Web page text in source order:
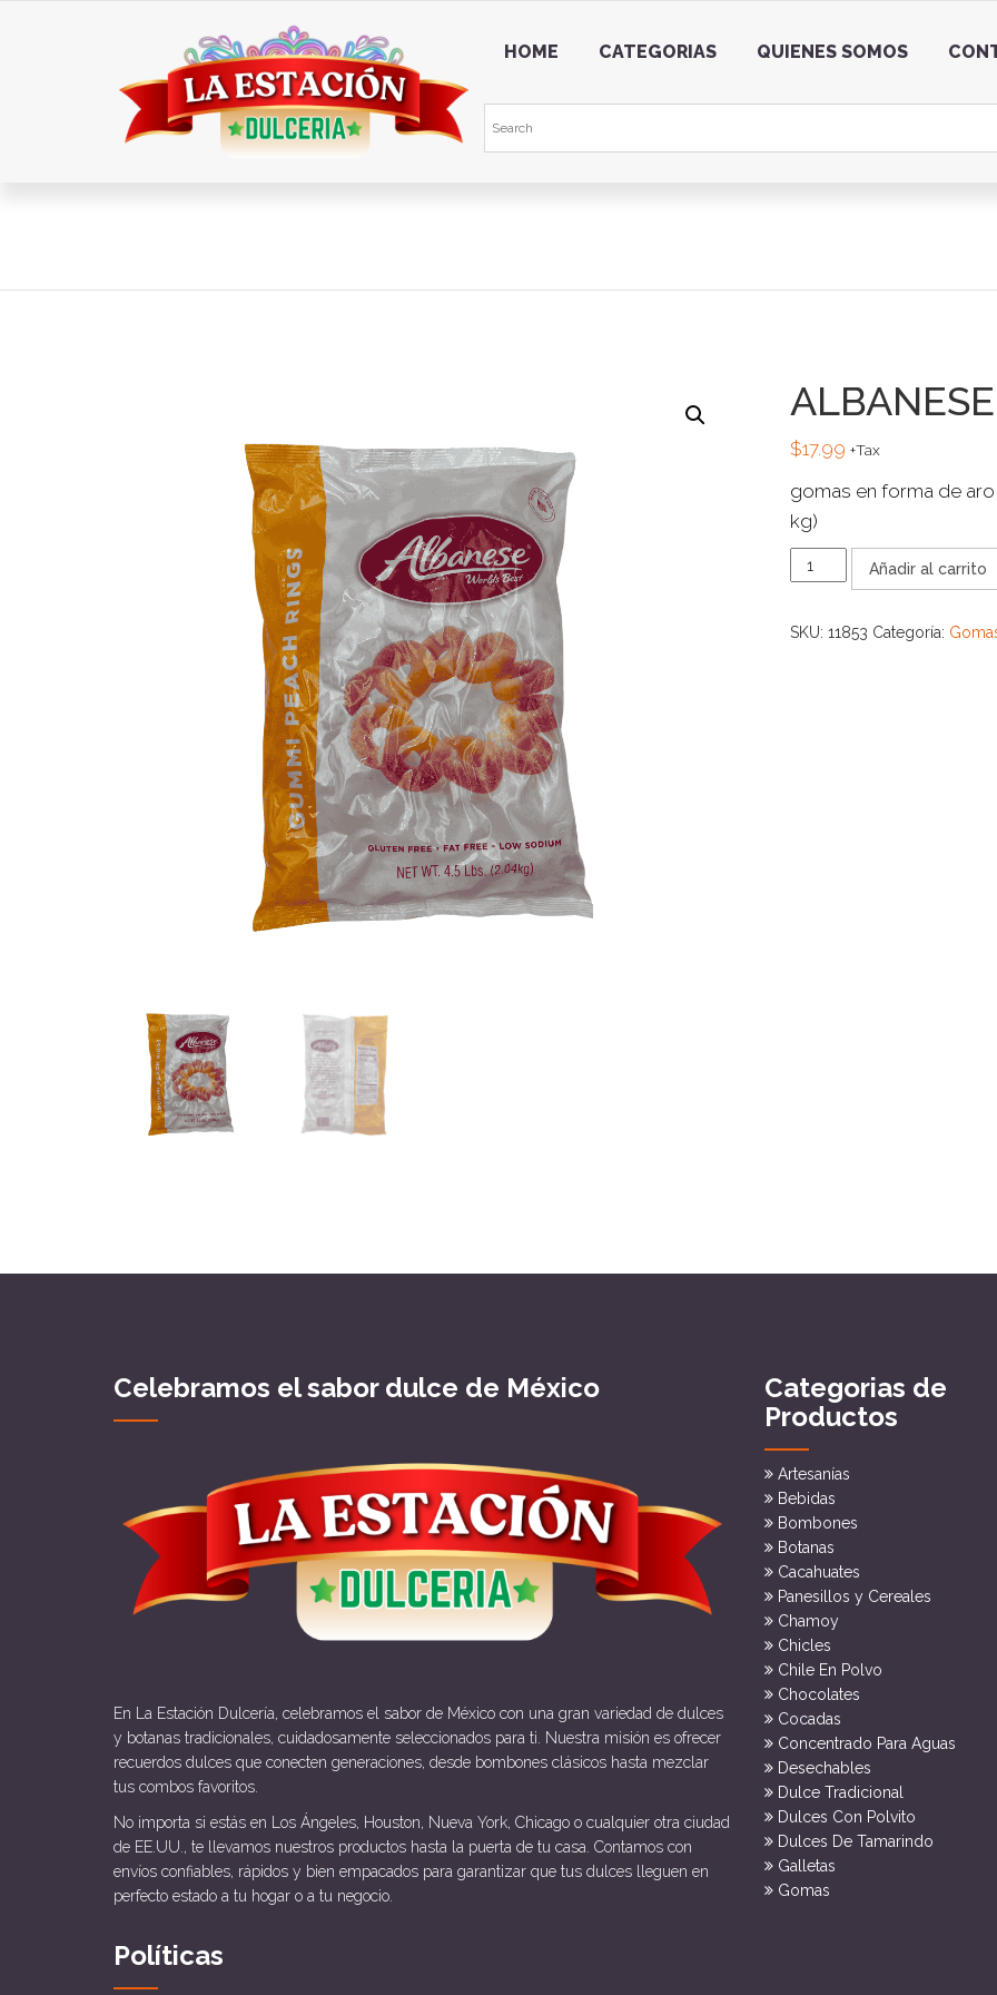
HOME CATEGORIAS QUIENES SOMOS
$17.99 +Tax
gomas en forma de
kg)
ALBANESE
PEACH
cantidad
Añadir al carrito
SKU:11853 Categoría:
Celebramos el sabor dulce de México
En La Estación Dulcería, celebramos el sabor de México con una gran variedad de dulces
y botanas tradicionales, cuidadosamente seleccionados para ti. Nuestra misión es ofrecer
recuerdos dulces que conecten generaciones, desde bombones clásicos hasta mezclar
tus combos favoritos.
No importa si estás en Los Ángeles, Houston, Nueva York, Chicago o cualquier otra ciudad
de EE.UU., te llevamos nuestros productos hasta la puerta de tu casa. Contamos con
envíos confiables, rápidos y bien empacados para garantizar que tus dulces lleguen en
perfecto estado a tu hogar o a tu negocio.
Políticas
Categorias de
Productos
Artesanías
Bebidas
Bombones
Botanas
Cacahuates
Panesillos y Cereales
Chamoy
Chicles
Chile En Polvo
Chocolates
Cocadas
Concentrado Para Aguas
Desechables
Dulce Tradicional
Dulces Con Polvito
Dulces De Tamarindo
Galletas
Gomas